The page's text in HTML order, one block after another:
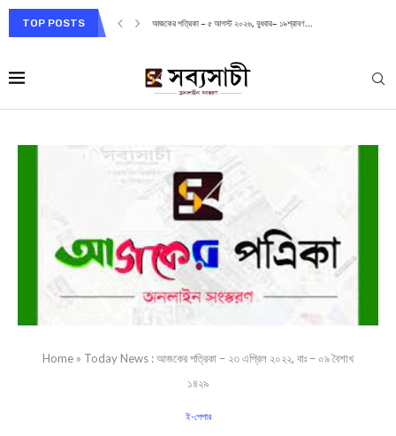
TOP POSTS আজকের পত্রিকা – ৫ আগস্ট ২০২৬, বুধবার– ১৯শ্রাবণ...
Home » Today News : আজকের পত্রিকা – ২৩ এপ্রিল ২০২২, বাঃ – ০৯ বৈশাখ
১৪২৯
ই-পেপার